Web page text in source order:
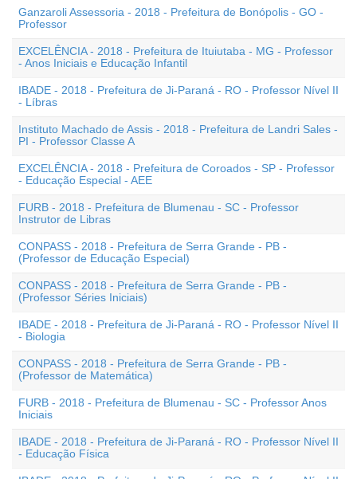
Ganzaroli Assessoria - 2018 - Prefeitura de Bonópolis - GO -
Professor
EXCELÊNCIA - 2018 - Prefeitura de Ituiutaba - MG - Professor
- Anos Iniciais e Educação Infantil
IBADE - 2018 - Prefeitura de Ji-Paraná - RO - Professor Nível II
- Líbras
Instituto Machado de Assis - 2018 - Prefeitura de Landri Sales -
PI - Professor Classe A
EXCELÊNCIA - 2018 - Prefeitura de Coroados - SP - Professor
- Educação Especial - AEE
FURB - 2018 - Prefeitura de Blumenau - SC - Professor
Instrutor de Libras
CONPASS - 2018 - Prefeitura de Serra Grande - PB -
(Professor de Educação Especial)
CONPASS - 2018 - Prefeitura de Serra Grande - PB -
(Professor Séries Iniciais)
IBADE - 2018 - Prefeitura de Ji-Paraná - RO - Professor Nível II
- Biologia
CONPASS - 2018 - Prefeitura de Serra Grande - PB -
(Professor de Matemática)
FURB - 2018 - Prefeitura de Blumenau - SC - Professor Anos
Iniciais
IBADE - 2018 - Prefeitura de Ji-Paraná - RO - Professor Nível II
- Educação Física